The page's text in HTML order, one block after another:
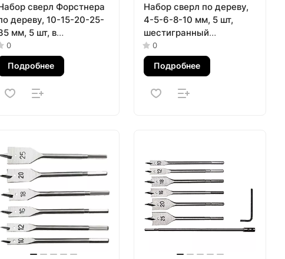
сверл Форстнера
дереву, 10-15-20-25-
мм, 5 шт, в
боксе,
Sparta
0
Подробнее
Набор сверл по дереву,
4-5-6-8-10 мм, 5 шт,
шестигранный
хвостовик, пластиковый
кейс, Matrix
0
Подробнее